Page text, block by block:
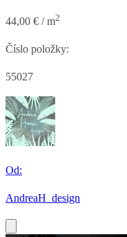
44,00 € / m2
Číslo položky:
55027
Od:
AndreaH_design